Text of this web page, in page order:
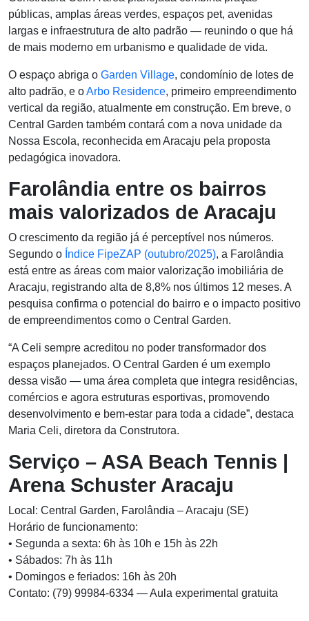
públicas, amplas áreas verdes, espaços pet, avenidas
largas e infraestrutura de alto padrão — reunindo o que há
de mais moderno em urbanismo e qualidade de vida.
O espaço abriga o Garden Village, condomínio de lotes de
alto padrão, e oArbo Residence, primeiro empreendimento
vertical da região, atualmente em construção. Em breve, o
Central Garden também contará com a nova unidade da
Nossa Escola, reconhecida em Aracaju pela proposta
pedagógica inovadora.
Farolândia entre os bairros
mais valorizados de Aracaju
O crescimento da região já é perceptível nos números.
Segundo o Índice FipeZAP (outubro/2025), a Farolândia
está entre as áreas com maior valorização imobiliária de
Aracaju, registrando alta de 8,8% nos últimos 12 meses. A
pesquisa confirma o potencial do bairro e o impacto positivo
de empreendimentos como o Central Garden.
“A Celi sempre acreditou no poder transformador dos
espaços planejados. O Central Garden é um exemplo
dessa visão — uma área completa que integra residências,
comércios e agora estruturas esportivas, promovendo
desenvolvimento e bem-estar para toda a cidade”, destaca
Maria Celi, diretora da Construtora.
Serviço – ASA Beach Tennis |
Arena Schuster Aracaju
Local: Central Garden, Farolândia – Aracaju (SE)
Horário de funcionamento:
• Segunda a sexta: 6h às 10h e 15h às 22h
• Sábados: 7h às 11h
• Domingos e feriados: 16h às 20h
Contato: (79) 99984-6334 — Aula experimental gratuita